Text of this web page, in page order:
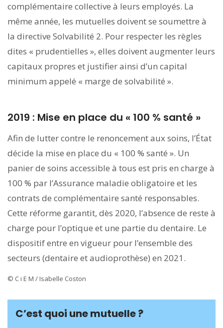
complémentaire collective à leurs employés. La
même année, les mutuelles doivent se soumettre à
la directive Solvabilité 2. Pour respecter les règles
dites « prudentielles », elles doivent augmenter leurs
capitaux propres et justifier ainsi d’un capital
minimum appelé « marge de solvabilité ».
2019 : Mise en place du « 100 % santé »
Afin de lutter contre le renoncement aux soins, l’État
décide la mise en place du « 100 % santé ». Un
panier de soins accessible à tous est pris en charge à
100 % par l’Assurance maladie obligatoire et les
contrats de complémentaire santé responsables.
Cette réforme garantit, dès 2020, l’absence de reste à
charge pour l’optique et une partie du dentaire. Le
dispositif entre en vigueur pour l’ensemble des
secteurs (dentaire et audioprothèse) en 2021.
© C i E M / Isabelle Coston
C’est quoi une mutuelle ?